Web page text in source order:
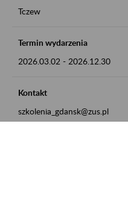
Tczew
Termin wydarzenia
2026.03.02 - 2026.12.30
Kontakt
szkolenia_gdansk@zus.pl